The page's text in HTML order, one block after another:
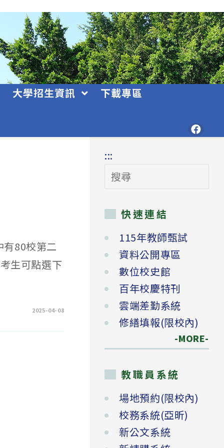
大學招生資訊 下載專區
80校第二
生可點選下
2025-04-08
:::
搜
尋
快速連結
115年教師甄試
資料公開專區
數位校史館
百年校慶特刊
雲端差勤系統
修繕填報(限校內)
-MORE-
教職員系統
場地預約(限校內)
校務系統(亞昕)
新公文系統